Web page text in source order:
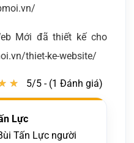
Mới đã thiết kế cho
thiet-ke-website/
★
★ 5/5 - (1 Đánh giá)
Lực
Tấn Lực người